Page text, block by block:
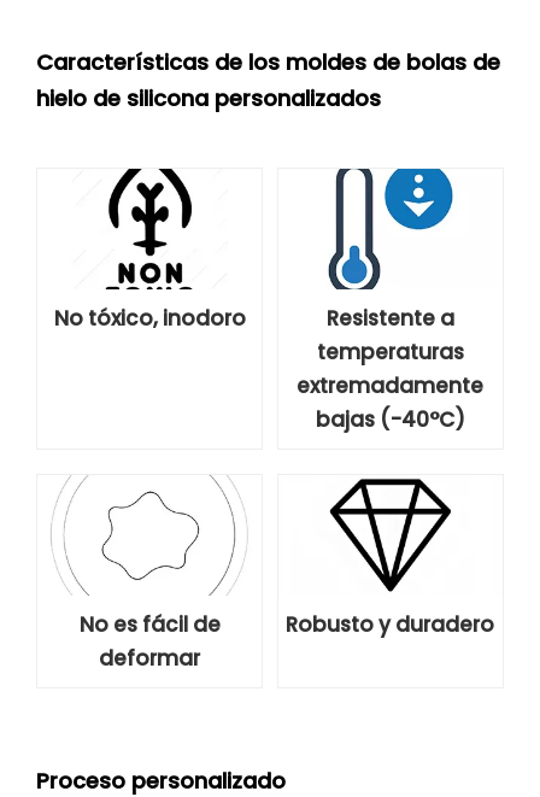
Características de los moldes de bolas de
hielo de silicona personalizados
No tóxico, inodoro
Resistente a
temperaturas
extremadamente
bajas (-40°C)
No es fácil de
deformar
Robusto y duradero
Proceso personalizado